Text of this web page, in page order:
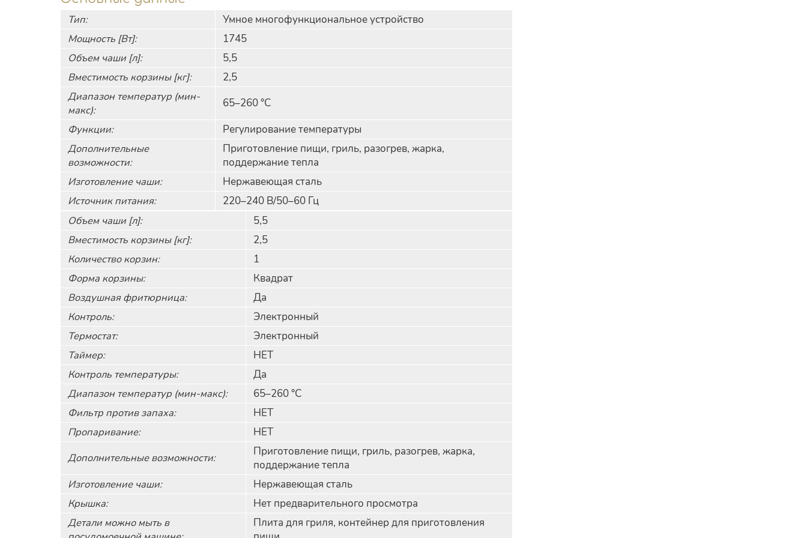
Тип:
Умное многофункциональное устройство
Мощность [Вт]:
1745
Объем чаши [л]:
5,5
Вместимость корзины [кг]:
2,5
Диапазон температур (мин-
макс):
65–260 °С
Функции:
Регулирование температуры
Дополнительные
возможности:
Приготовление пищи, гриль, разогрев, жарка,
поддержание тепла
Изготовление чаши:
Нержавеющая сталь
Источник питания:
220–240 В/50–60 Гц
Объем чаши [л]:
5,5
Вместимость корзины [кг]:
2,5
Количество корзин:
1
Форма корзины:
Квадрат
Воздушная фритюрница:
Да
Контроль:
Электронный
Термостат:
Электронный
Таймер:
НЕТ
Контроль температуры:
Да
Диапазон температур (мин-макс):
65–260 °С
Фильтр против запаха:
НЕТ
Пропаривание:
НЕТ
Дополнительные возможности:
Приготовление пищи, гриль, разогрев, жарка,
поддержание тепла
Изготовление чаши:
Нержавеющая сталь
Крышка:
Нет предварительного просмотра
Детали можно мыть в
Плита для гриля, контейнер для приготовления